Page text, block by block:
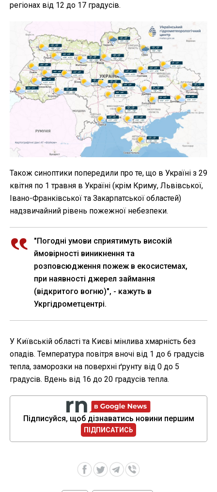
регіонах від 12 до 17 градусів.
Також синоптики попередили про те, що в Україні з 29
квітня по 1 травня в Україні (крім Криму, Львівської,
Івано-Франківської та Закарпатської областей)
надзвичайний рівень пожежної небезпеки.
"Погодні умови сприятимуть високій
ймовірності виникнення та
розповсюдження пожеж в екосистемах,
при наявності джерел займання
(відкритого вогню)", - кажуть в
Укргідрометцентрі.
У Київській області та Києві мінлива хмарність без
опадів. Температура повітря вночі від 1 до 6 градусів
тепла, заморозки на поверхні ґрунту від 0 до 5
градусів. Вдень від 16 до 20 градусів тепла.
Підписуйся, щоб дізнаватись новини першим
ПІДПИСАТИСЬ